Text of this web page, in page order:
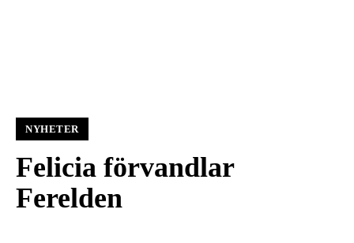
NYHETER
Felicia förvandlar
Ferelden